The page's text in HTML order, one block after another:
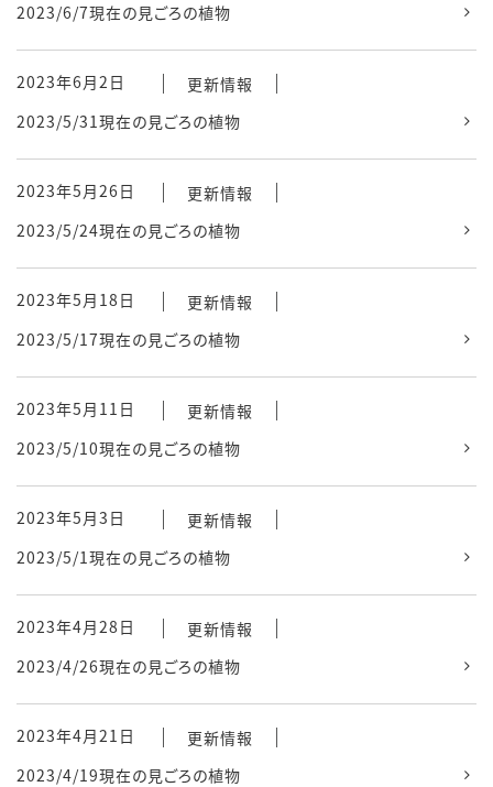
2023/6/7現在の見ごろの植物
2023年6月2日
更新情報
2023/5/31現在の見ごろの植物
2023年5月26日
更新情報
2023/5/24現在の見ごろの植物
2023年5月18日
更新情報
2023/5/17現在の見ごろの植物
2023年5月11日
更新情報
2023/5/10現在の見ごろの植物
2023年5月3日
更新情報
2023/5/1現在の見ごろの植物
2023年4月28日
更新情報
2023/4/26現在の見ごろの植物
2023年4月21日
更新情報
2023/4/19現在の見ごろの植物